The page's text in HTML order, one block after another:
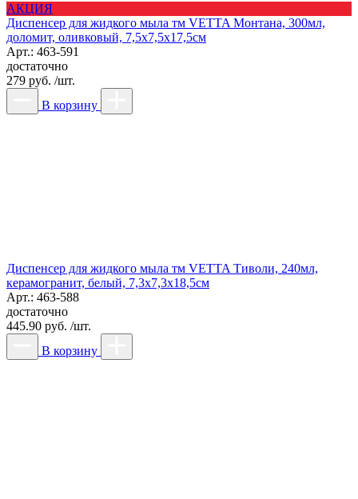
АКЦИЯ
Диспенсер для жидкого мыла тм VETTA Монтана, 300мл,
доломит, оливковый, 7,5х7,5х17,5см
Арт.: 463-591
достаточно
279 руб. /шт.
В корзину
Диспенсер для жидкого мыла тм VETTA Тиволи, 240мл,
керамогранит, белый, 7,3x7,3x18,5см
Арт.: 463-588
достаточно
445.90 руб. /шт.
В корзину